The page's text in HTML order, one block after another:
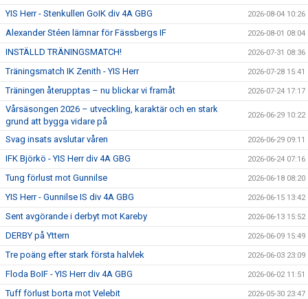
DOKUMENT
YIS Herr - Stenkullen GoIK div 4A GBG 2026-08-04 10:26
Alexander Stéen lämnar för Fässbergs IF 2026-08-01 08:04
INSTÄLLD TRÄNINGSMATCH! 2026-07-31 08:36
Träningsmatch IK Zenith - YIS Herr 2026-07-28 15:41
Träningen återupptas – nu blickar vi framåt 2026-07-24 17:17
Vårsäsongen 2026 – utveckling, karaktär och en stark
grund att bygga vidare på
2026-06-29 10:22
Svag insats avslutar våren 2026-06-29 09:11
IFK Björkö - YIS Herr div 4A GBG 2026-06-24 07:16
Tung förlust mot Gunnilse 2026-06-18 08:20
YIS Herr - Gunnilse IS div 4A GBG 2026-06-15 13:42
Sent avgörande i derbyt mot Kareby 2026-06-13 15:52
DERBY på Yttern 2026-06-09 15:49
Tre poäng efter stark första halvlek 2026-06-03 23:09
Floda BoIF - YIS Herr div 4A GBG 2026-06-02 11:51
Tuff förlust borta mot Velebit 2026-05-30 23:47